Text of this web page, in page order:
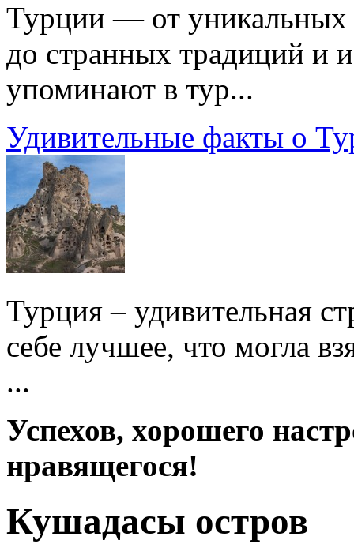
Турции — от уникальных
до странных традиций и
упоминают в тур...
Удивительные факты о
Турция – удивительная
себе лучшее, что могла
...
Успехов, хорошего
нравящегося!
Кушадасы остров